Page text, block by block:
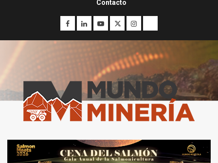
Contacto
PIB minero impacta el
crecimiento regional: Banco
dispares en el primer
trimestre
Informe bimensual de
Cochilco: precio del cobre
alcanza máximos por escasez
de concentrados
5
del cobre y educación superior
se relacionan en zonas